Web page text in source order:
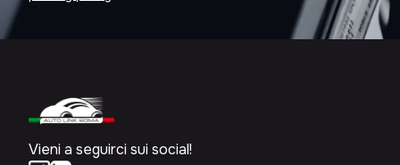
Vieni a seguirci sui social!